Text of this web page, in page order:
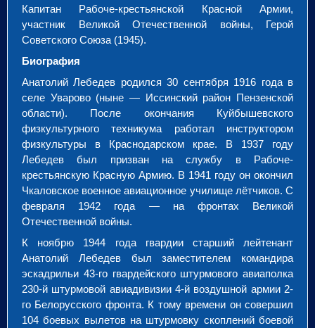
Капитан Рабоче-крестьянской Красной Армии,
участник Великой Отечественной войны, Герой
Советского Союза (1945).
Биография
Анатолий Лебедев родился 30 сентября 1916 года в
селе Уварово (ныне — Иссинский район Пензенской
области). После окончания Куйбышевского
физкультурного техникума работал инструктором
физкультуры в Краснодарском крае. В 1937 году
Лебедев был призван на службу в Рабоче-
крестьянскую Красную Армию. В 1941 году он окончил
Чкаловское военное авиационное училище лётчиков. С
февраля 1942 года — на фронтах Великой
Отечественной войны.
К ноябрю 1944 года гвардии старший лейтенант
Анатолий Лебедев был заместителем командира
эскадрильи 43-го гвардейского штурмового авиаполка
230-й штурмовой авиадивизии 4-й воздушной армии 2-
го Белорусского фронта. К тому времени он совершил
104 боевых вылетов на штурмовку скоплений боевой